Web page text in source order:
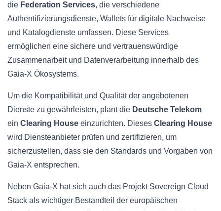
die Federation Services, die verschiedene
Authentifizierungsdienste, Wallets für digitale Nachweise
und Katalogdienste umfassen. Diese Services
ermöglichen eine sichere und vertrauenswürdige
Zusammenarbeit und Datenverarbeitung innerhalb des
Gaia-X Ökosystems.
Um die Kompatibilität und Qualität der angebotenen
Dienste zu gewährleisten, plant die Deutsche Telekom
ein Clearing House einzurichten. Dieses Clearing House
wird Diensteanbieter prüfen und zertifizieren, um
sicherzustellen, dass sie den Standards und Vorgaben von
Gaia-X entsprechen.
Neben Gaia-X hat sich auch das Projekt Sovereign Cloud
Stack als wichtiger Bestandteil der europäischen